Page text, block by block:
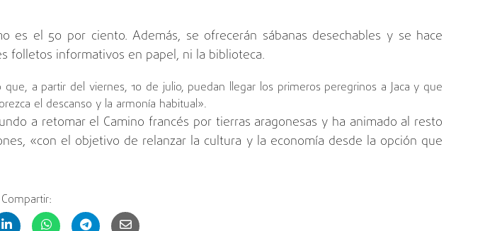
el 50 por ciento. Además, se ofrecerán sábanas desechables y se hace
folletos informativos en papel, ni la biblioteca.
a partir del viernes, 10 de julio, puedan llegar los primeros peregrinos a Jaca y que
el descanso y la armonía habitual».
a retomar el Camino francés por tierras aragonesas y ha animado al resto
«con el objetivo de relanzar la cultura y la economía desde la opción que
Compartir: